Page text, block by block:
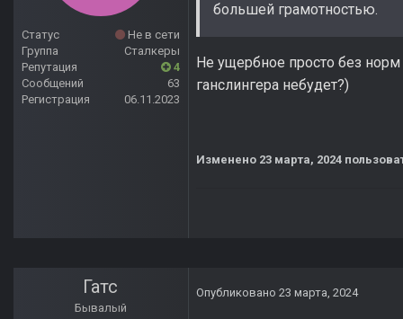
Статус
Не в сети
Группа
Сталкеры
Репутация
4
Сообщений
63
Регистрация
06.11.2023
большей грамотностью.
Не ущербное просто без
ганслингера небудет?)
Изменено 23 марта, 2024
Гатс
Бывалый
Опубликовано 23 марта, 2024